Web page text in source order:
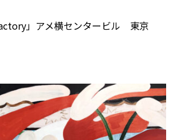
」アメ横センタービル 東京